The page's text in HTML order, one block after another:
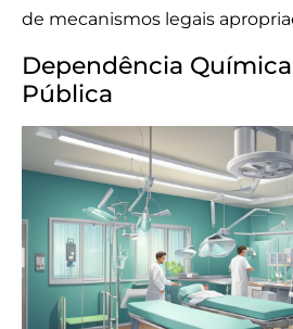
de mecanismos legais
Dependência
Pública